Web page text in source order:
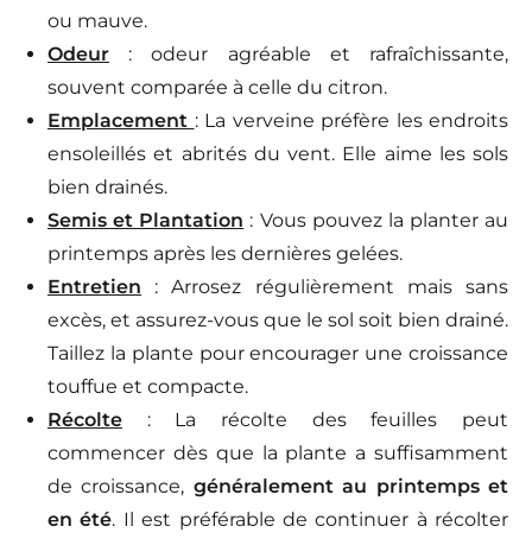
ou mauve.
Odeur : odeur agréable et rafraîchissante,
souvent comparée à celle du citron.
Emplacement : La verveine préfère les endroits
ensoleillés et abrités du vent. Elle aime les sols
bien drainés.
Semis et Plantation : Vous pouvez la planter au
printemps après les dernières gelées.
Entretien : Arrosez régulièrement mais sans
excès, et assurez-vous que le sol soit bien drainé.
Taillez la plante pour encourager une croissance
touffue et compacte.
Récolte : La récolte des feuilles peut
commencer dès que la plante a suffisamment
de croissance, généralement au printemps et
en été. Il est préférable de continuer à récolter